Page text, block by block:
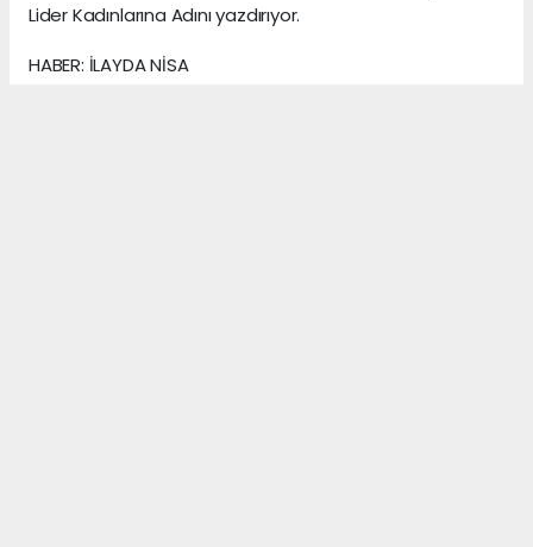
Lider Kadınlarına Adını yazdırıyor.
HABER: İLAYDA NİSA